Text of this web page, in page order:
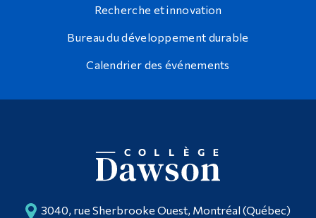
Recherche et innovation
Bureau du développement durable
Calendrier des événements
3040, rue Sherbrooke Ouest, Montréal (Québec)